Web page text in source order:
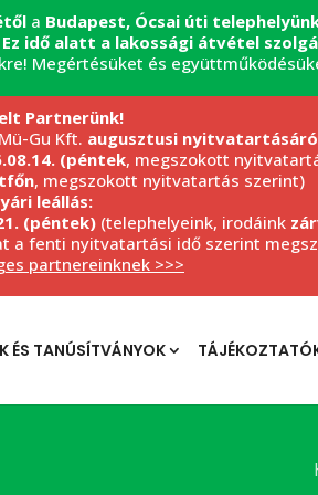
a Budapest, Ócsai úti
Ez idő alatt a lakossági átvétel
Megértésüket és
Partnerünk!
Gu Kft. augusztusi
(péntek, megszokott
, megszokott nyitvatartás szerint)
leállás:
(péntek)(telephelyeink, irodáink
a fenti nyitvatartási idő szerint
partnereinknek >>>
ÉS TANÚSÍTVÁNYOK